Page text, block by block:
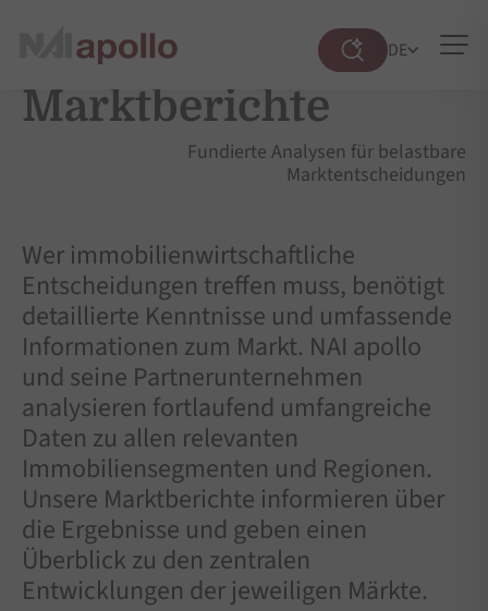
Suche
DE
Marktberichte
Fundierte Analysen für belastbare
Marktentscheidungen
Wer immobilienwirtschaftliche
Entscheidungen treffen muss, benötigt
detaillierte Kenntnisse und umfassende
Informationen zum Markt. NAI apollo
und seine Partnerunternehmen
analysieren fortlaufend umfangreiche
Daten zu allen relevanten
Immobiliensegmenten und Regionen.
Unsere Marktberichte informieren über
die Ergebnisse und geben einen
Überblick zu den zentralen
Entwicklungen der jeweiligen Märkte.